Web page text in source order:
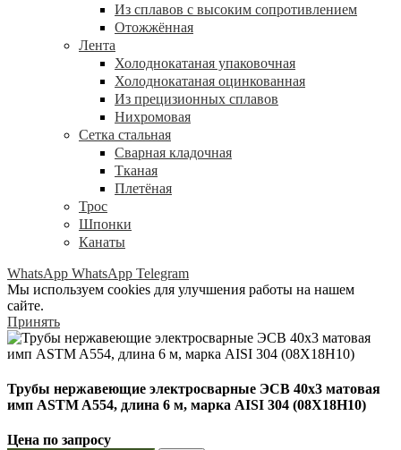
Из сплавов с высоким сопротивлением
Отожжённая
Лента
Холоднокатаная упаковочная
Холоднокатаная оцинкованная
Из прецизионных сплавов
Нихромовая
Сетка стальная
Сварная кладочная
Тканая
Плетёная
Трос
Шпонки
Канаты
WhatsApp WhatsApp Telegram
Мы используем cookies для улучшения работы на нашем
сайте.
Принять
Трубы нержавеющие электросварные ЭСВ 40х3 матовая
имп ASTM A554, длина 6 м, марка AISI 304 (08Х18Н10)
Цена по запросу